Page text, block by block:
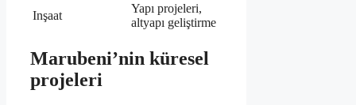
Inşaat
Yapı projeleri,
altyapı geliştirme
Marubeni’nin küresel
projeleri